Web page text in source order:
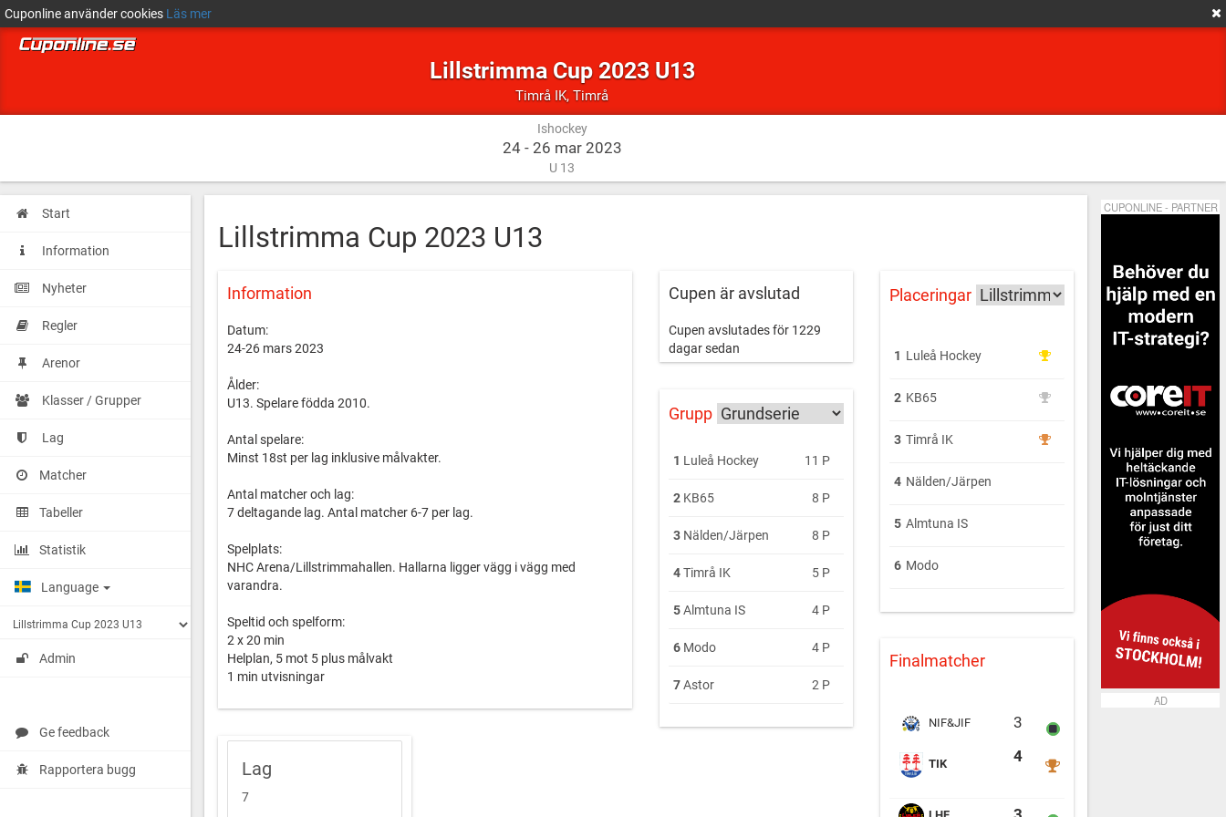
Cuponline använder cookies Läs mer
Lillstrimma Cup 2023 U13
Timrå IK, Ishockey
TimråTimrå
Ishockey
24 - 26 mar 2023
U 13
Start
Information
Nyheter
Regler
Arenor
Klasser / Grupper
Lag
Matcher
Tabeller
Statistik
Language
Admin
Ge feedback
Rapportera bugg
Lillstrimma Cup 2023 U13
Information
Datum:
24-26 mars 2023
Ålder:
U13. Spelare födda 2010.
Antal spelare:
Minst 18st per lag inklusive målvakter.
Antal matcher och lag:
7 deltagande lag. Antal matcher 6-7 per lag.
Spelplats:
NHC Arena/Lillstrimmahallen. Hallarna ligger vägg i vägg med
varandra.
Speltid och spelform:
2 x 20 min
Helplan, 5 mot 5 plus målvakt
1 min utvisningar
Regler:
Anmälningsavgift:
Märk betalningen med "Lillstrimma+Lag"
Cupen är avslutad
Cupen avslutades för 1229
dagar sedan
Placeringar
1 Luleå Hockey
2 KB65
3 Timrå IK
4 Nälden/Järpen
5 Almtuna IS
6 Modo
Grupp
1 Luleå Hockey 11 P
2 KB65 8 P
3 Nälden/Järpen 8 P
4Timrå IK 5 P
5Almtuna IS 4 P
6 Modo 4 P
7Astor 2 P
Finalmatcher
NIF&JIF
TIK
Nälden/Järpen vs Timrå IK
3
4
Luleå Hockey vs KB65
Lag
7
CUPONLINE - PARTNER
AD